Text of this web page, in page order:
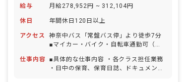
給与 月給278,952円 ~ 312,104円
休日 年間休日120日以上
アクセス
神奈中バス「常盤バス停」より徒歩7分
■マイカー・バイク・自転車通勤可（駐
仕事内容
■具体的な仕事内容 ・各クラス担任業務
・日中の保育、保育日誌、ドキュメンテ